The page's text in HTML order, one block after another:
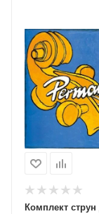
Комплект струн